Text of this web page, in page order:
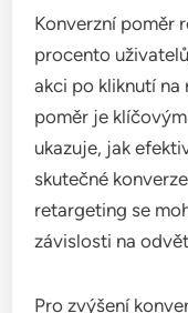
pro cílové
pro
standardní
Při optimalizaci
varianty reklam,
akci. Dále byste
publika reagují na